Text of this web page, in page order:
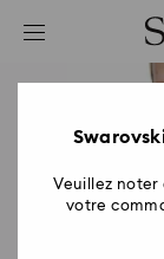
Accesskeys list
2 - Footer
Veuillez noter
votre